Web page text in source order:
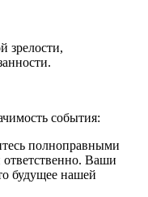
зрелости,
события:
полноправными
Ваши
будущее нашей